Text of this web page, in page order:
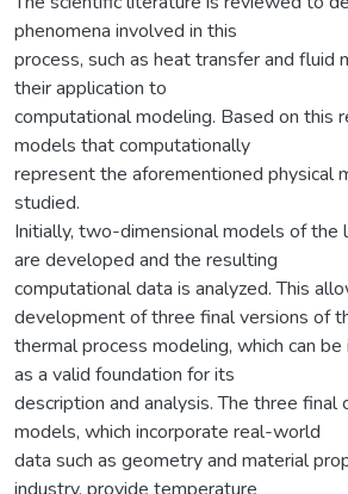
phenomena involved in this
process, such as heat transfer and fluid
their application to
computational modeling. Based on this
models that computationally
represent the aforementioned physical
studied.
Initially, two-dimensional models of the
are developed and the resulting
computational data is analyzed. This
development of three final versions of
thermal process modeling, which can
as a valid foundation for its
description and analysis. The three final
models, which incorporate real-world
data such as geometry and material